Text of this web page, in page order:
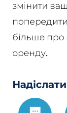
змінити
більше про
оренду.
Text